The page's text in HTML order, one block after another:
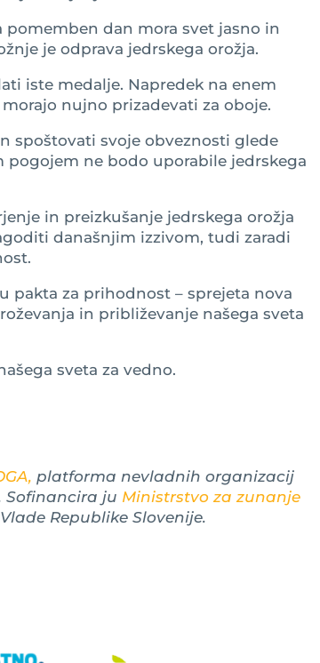
dan mora svet jasno in
je odprava jedrskega orožja.
iste medalje. Napredek na enem
nujno prizadevati za oboje.
spoštovati svoje obveznosti glede
pogojem ne bodo uporabile jedrskega
in preizkušanje jedrskega orožja
današnjim izzivom, tudi zaradi
pakta za prihodnost – sprejeta nova
in približevanje našega sveta
sveta za vedno.
platforma nevladnih organizacij
Sofinancira ju Ministrstvo za zunanje
Republike Slovenije.